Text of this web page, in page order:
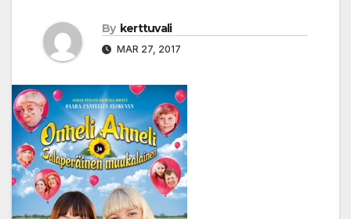
By kerttuvali
MAR 27, 2017